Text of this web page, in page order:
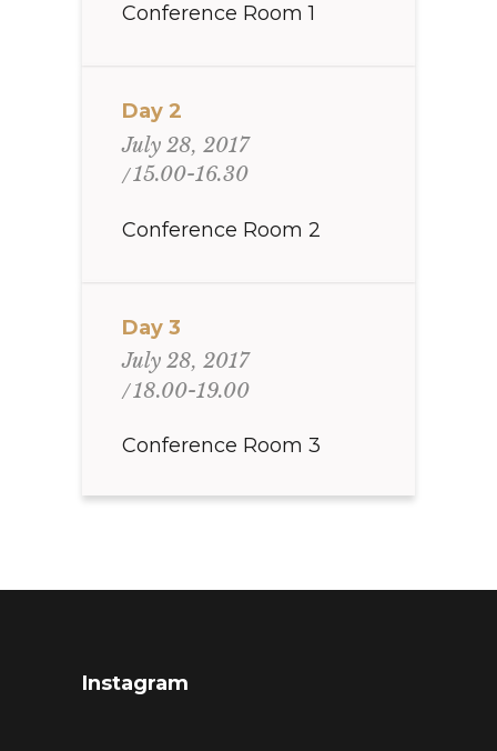
Conference Room 1
Day 2
July 28, 2017
15.00-16.30
Conference Room 2
Day 3
July 28, 2017
18.00-19.00
Conference Room 3
Instagram